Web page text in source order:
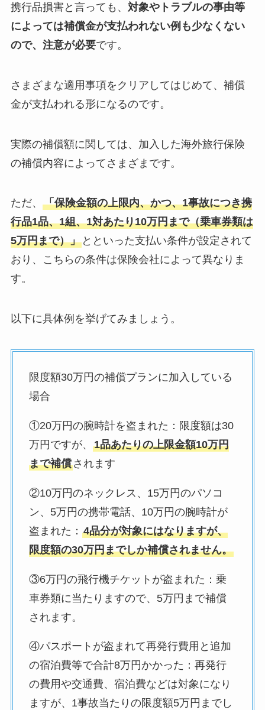
携行品損害と言っても、 対象やトラブルの事由等
によっては補償金が支払われない例も少なくない
ので、注意が必要です。
さまざまな適用事項をクリアしてはじめて、補償
金が支払われる形になるのです。
実際の補償額に関しては、加入した海外旅行保険
の補償内容によってさまざまです。
ただ、 「保険金額の上限内、かつ、1事故につき携
行品1品、1組、1対あたり10万円まで（乗車券類は
5万円まで）」とといった支払い条件が設定されて
おり、こちらの条件は保険会社によって異なりま
す。
以下に具体例を挙げてみましょう。
限度額30万円の補償プランに加入している
場合
①20万円の腕時計を盗まれた：限度額は30
万円ですが、 1品あたりの上限金額10万円
まで補償されます
②10万円のネックレス、15万円のパソコ
ン、5万円の携帯電話、10万円の腕時計が
盗まれた： 4品分が対象にはなりますが、
限度額の30万円までしか補償されません。
③6万円の飛行機チケットが盗まれた：乗
車券類に当たりますので、5万円まで補償
されます。
④パスポートが盗まれて再発行費用と追加
の宿泊費等で合計8万円かかった：再発行
の費用や交通費、宿泊費などは対象になり
ますが、1事故当たりの限度額5万円までし